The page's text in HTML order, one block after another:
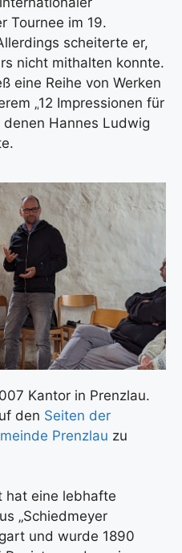
Tournee im 19.
scheiterte er,
nicht mithalten konnte.
eine Reihe von Werken
„12 Impressionen für
denen Hannes Ludwig
Kantor in Prenzlau.
den Seiten der
Prenzlau zu
hat eine lebhafte
„Schiedmeyer
und wurde 1890